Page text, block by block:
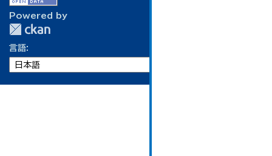
Powered by
言語